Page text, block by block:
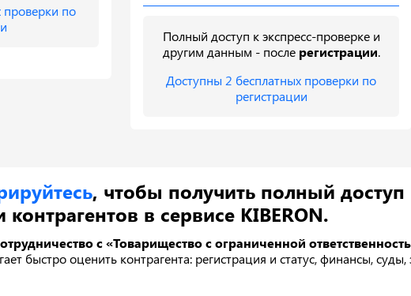
проверки по
Полный доступ к экспресс-проверке и
другим данным - после регистрации.
Доступны 2 бесплатных проверки по
регистрации
, чтобы получить полный
контрагентов в сервисе KIBERON.
с «Товарищество с ограниченной
быстро оценить контрагента: регистрация и статус, финансы,